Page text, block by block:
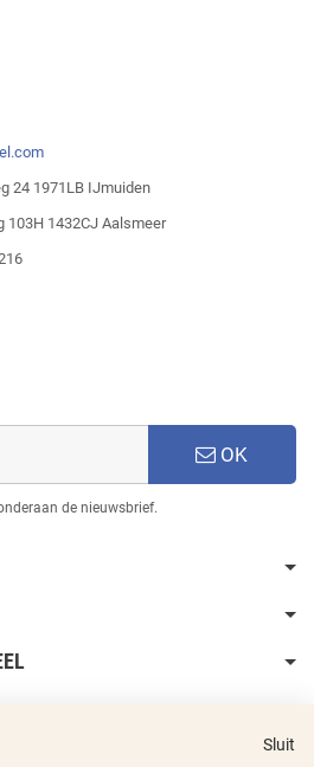
24 1971LB IJmuiden
103H 1432CJ Aalsmeer
OK
de nieuwsbrief.
Sluit